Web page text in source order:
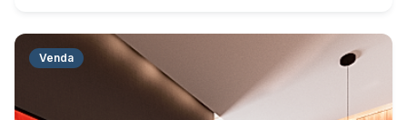
Venda